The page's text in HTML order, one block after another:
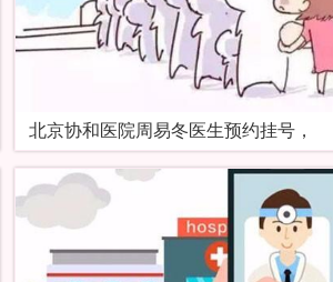
北京协和医院周易冬医生预约挂号，